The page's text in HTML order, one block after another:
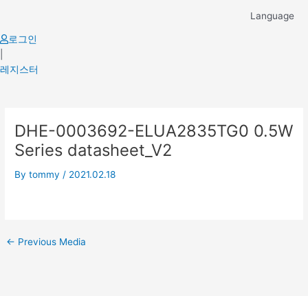
content
Language
로그인
레지스터
DHE-0003692-ELUA2835TG0 0.5W
Series datasheet_V2
Bytommy / 2021.02.18
navigation
← Previous Media